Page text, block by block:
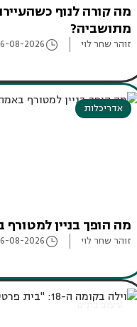
מה קורה לנוף
מתושביה?
זוהר שחר לוי 08-2026
אדריכלות
מה הופך בניין
זוהר שחר לוי 08-2026
עיצוב בתים